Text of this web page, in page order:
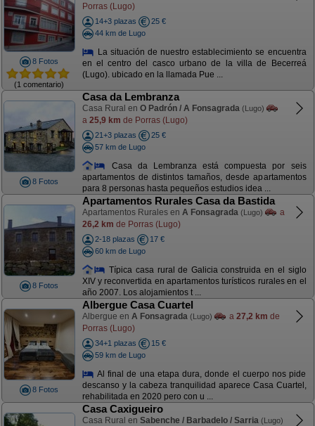
8 Fotos
(1 comentario)
Porras (Lugo)
14+3 plazas
25 €
44 km de Lugo
La situación de nuestro establecimiento se encuentra
en el centro del casco urbano de la villa de Becerreá
(Lugo). ubicado en la llamada Pue ...
8 Fotos
Casa da Lembranza
Casa Rural en O Padrón / A Fonsagrada (Lugo)
a 25,9 km de Porras (Lugo)
21+3 plazas
25 €
57 km de Lugo
Casa da Lembranza está compuesta por seis
apartamentos de distintos tamaños, desde apartamentos
para 8 personas hasta pequeños estudios idea ...
8 Fotos
Apartamentos Rurales Casa da Bastida
Apartamentos Rurales en A Fonsagrada (Lugo)
a
26,2 km de Porras (Lugo)
2-18 plazas
17 €
60 km de Lugo
Típica casa rural de Galicia construida en el siglo
XIV y reconvertida en apartamentos turísticos rurales en el
año 2007. Los alojamientos t ...
8 Fotos
Albergue Casa Cuartel
Albergue en A Fonsagrada (Lugo) a 27,2 km de
Porras (Lugo)
34+1 plazas
15 €
59 km de Lugo
Al final de una etapa dura, donde el cuerpo nos pide
descanso y la cabeza tranquilidad aparece Casa Cuartel,
rehabilitada en 2020 pero con u ...
Casa Caxigueiro
Casa Rural en Sabenche / Barbadelo / Sarria (Lugo)